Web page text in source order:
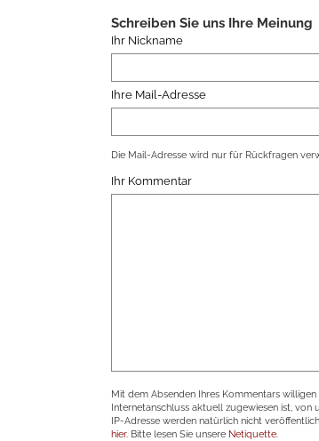
Schreiben Sie uns Ihre Meinung
Ihr Nickname
Ihre Mail-Adresse
Die Mail-Adresse wird nur für Rückfragen
Ihr Kommentar
Mit dem Absenden Ihres Kommentars
Internetanschluss aktuell zugewiesen ist,
IP-Adresse werden natürlich nicht
hier. Bitte lesen Sie unsere Netiquette.